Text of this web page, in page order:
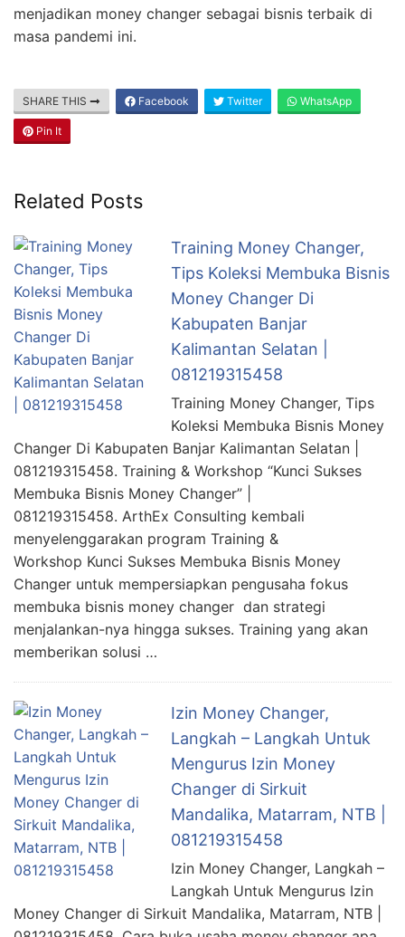
menjadikan money changer sebagai bisnis terbaik di
masa pandemi ini.
SHARE THIS Facebook Twitter WhatsApp
Pin It
Related Posts
Training Money Changer,
Tips Koleksi Membuka Bisnis
Money Changer Di
Kabupaten Banjar
Kalimantan Selatan |
081219315458
Training Money Changer, Tips
Koleksi Membuka Bisnis Money
Changer Di Kabupaten Banjar Kalimantan Selatan |
081219315458. Training & Workshop “Kunci Sukses
Membuka Bisnis Money Changer” |
081219315458. ArthEx Consulting kembali
menyelenggarakan program Training &
Workshop Kunci Sukses Membuka Bisnis Money
Changer untuk mempersiapkan pengusaha fokus
membuka bisnis money changer dan strategi
menjalankan-nya hingga sukses. Training yang akan
memberikan solusi …
Izin Money Changer,
Langkah – Langkah Untuk
Mengurus Izin Money
Changer di Sirkuit
Mandalika, Matarram, NTB |
081219315458
Izin Money Changer, Langkah –
Langkah Untuk Mengurus Izin
Money Changer di Sirkuit Mandalika, Matarram, NTB |